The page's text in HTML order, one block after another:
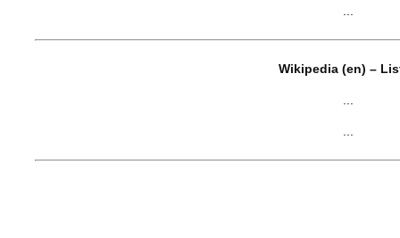
Wikipedia (en) –